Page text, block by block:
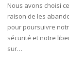
Nous avons choisi
raison de les
pour poursuivre
sécurité et notre
sur…